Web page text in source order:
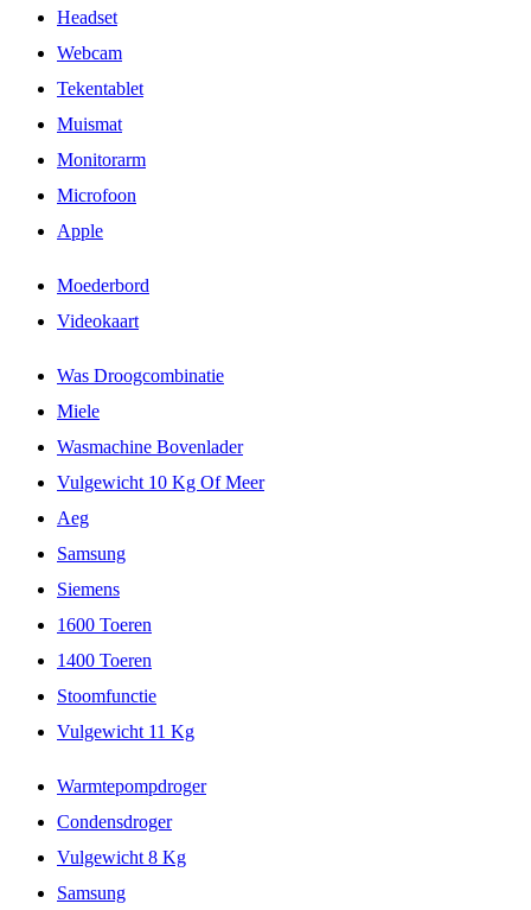
Headset
Webcam
Tekentablet
Muismat
Monitorarm
Microfoon
Apple
Moederbord
Videokaart
Was Droogcombinatie
Miele
Wasmachine Bovenlader
Vulgewicht 10 Kg Of Meer
Aeg
Samsung
Siemens
1600 Toeren
1400 Toeren
Stoomfunctie
Vulgewicht 11 Kg
Warmtepompdroger
Condensdroger
Vulgewicht 8 Kg
Samsung